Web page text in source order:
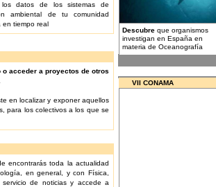
los datos de los sistemas de
ambiental de tu comunidad
en tiempo real
acceder a proyectos de otros
en localizar y exponer aquellos
para los colectivos a los que se
encontrarás toda la actualidad
en general, y con Física,
de noticias y accede a
Descubre que organismos
investigan en España en
materia de Oceanografía
VII CONAMA